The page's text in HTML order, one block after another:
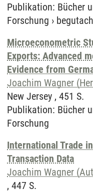
Publikation: Bücher
Forschung ›
Microeconometric
Exports: Advanced
Evidence from
Joachim Wagner
New Jersey , 451 S.
Publikation: Bücher
Forschung
International Trade
Transaction Data
Joachim Wagner
, 447 S.